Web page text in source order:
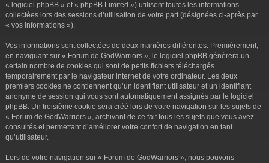
« logiciel phpBB » et « phpBB Limited ») utilisent toutes les informations
collectées lors des sessions d’utilisation de votre part (désignées ci-après par
« vos informations »).
Vos informations sont collectées de deux manières différentes. Premièrement,
en naviguant sur « Forum de GodWarriors », le logiciel phpBB génèrera un
certain nombre de cookies qui sont de petits fichiers téléchargés
temporairement par le navigateur internet de votre ordinateur. Les deux
premiers cookies ne contiennent qu’un identifiant utilisateur et un identifiant
anonyme de session qui vous sont automatiquement assignés par le logiciel
phpBB. Un troisième cookie sera créé lors de votre navigation sur les sujets de
« Forum de GodWarriors », archivant de ce fait tous les sujets que vous avez
consultés et permettant d’améliorer votre confort de navigation en tant
qu’utilisateur.
Lors de votre navigation sur « Forum de GodWarriors », nous pouvons